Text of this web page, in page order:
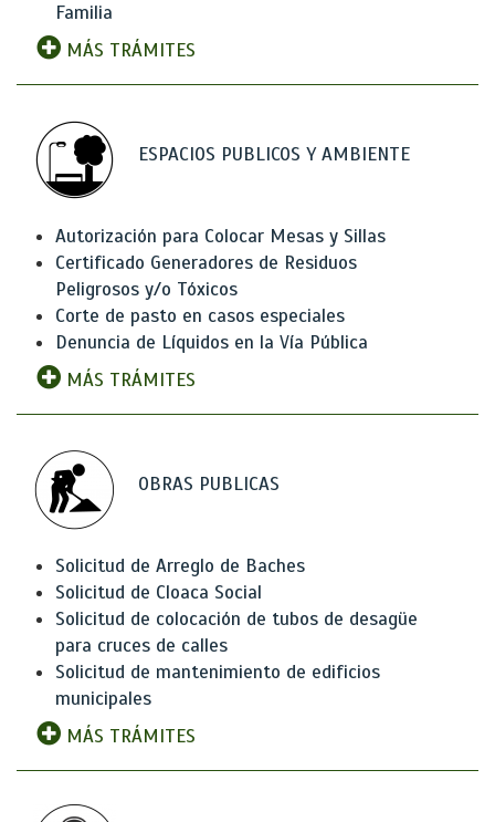
Familia
MÁS TRÁMITES
ESPACIOS PUBLICOS Y AMBIENTE
Autorización para Colocar Mesas y Sillas
Certificado Generadores de Residuos
Peligrosos y/o Tóxicos
Corte de pasto en casos especiales
Denuncia de Líquidos en la Vía Pública
MÁS TRÁMITES
OBRAS PUBLICAS
Solicitud de Arreglo de Baches
Solicitud de Cloaca Social
Solicitud de colocación de tubos de desagüe
para cruces de calles
Solicitud de mantenimiento de edificios
municipales
MÁS TRÁMITES